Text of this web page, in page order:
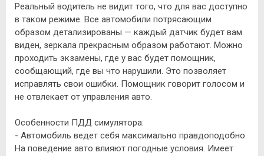
Реальный водитель не видит того, что для вас доступно
в таком режиме. Все автомобили потрясающим
образом детализированы — каждый датчик будет вам
виден, зеркала прекрасным образом работают. Можно
проходить экзамены, где у вас будет помощник,
сообщающий, где вы что нарушили. Это позволяет
исправлять свои ошибки. Помощник говорит голосом и
не отвлекает от управления авто.
Особенности ПДД симулятора:
- Автомобиль ведет себя максимально правдоподобно.
На поведение авто влияют погодные условия. Имеет